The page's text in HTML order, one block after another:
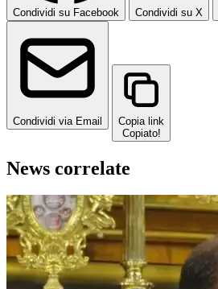
Condividi su Facebook Condividi su X
Condividi via Email
Copia link
Copiato!
News correlate